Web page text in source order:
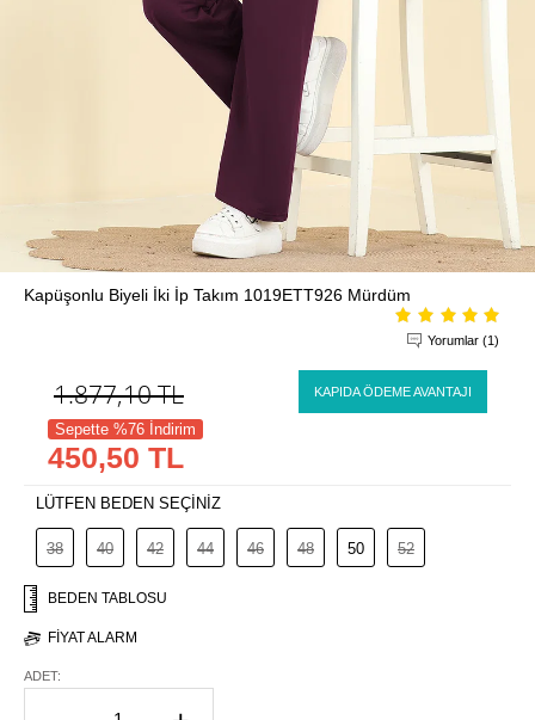
Kapüşonlu Biyeli İki İp Takım 1019ETT926 Mürdüm
Yorumlar (1)
1.877,10TL KAPIDA ÖDEME AVANTAJI
Sepette %76 İndirim
450,50 TL
LÜTFEN BEDEN SEÇİNİZ
38 40 42 44 46 48 50 52
BEDEN TABLOSU
FIYAT ALARM
ADET: